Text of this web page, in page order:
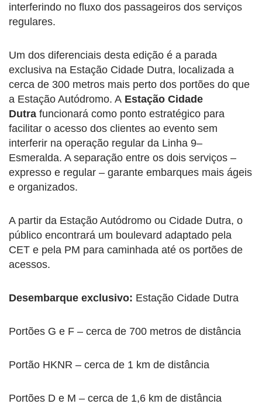
interferindo no fluxo dos passageiros dos serviços
regulares.
Um dos diferenciais desta edição é a parada
exclusiva na Estação Cidade Dutra, localizada a
cerca de 300 metros mais perto dos portões do que
a Estação Autódromo. A Estação Cidade
Dutra funcionará como ponto estratégico para
facilitar o acesso dos clientes ao evento sem
interferir na operação regular da Linha 9–
Esmeralda. A separação entre os dois serviços –
expresso e regular – garante embarques mais ágeis
e organizados.
A partir da Estação Autódromo ou Cidade Dutra, o
público encontrará um boulevard adaptado pela
CET e pela PM para caminhada até os portões de
acessos.
Desembarque exclusivo: Estação Cidade Dutra
Portões G e F – cerca de 700 metros de distância
Portão HKNR – cerca de 1 km de distância
Portões D e M – cerca de 1,6 km de distância